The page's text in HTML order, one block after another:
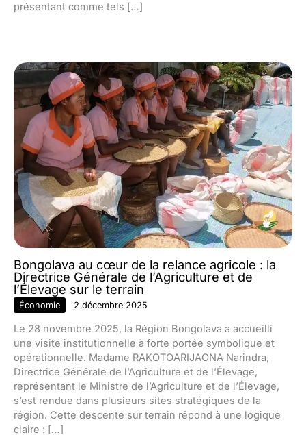
présentant comme tels […]
Bongolava au cœur de la relance agricole : la
Directrice Générale de l’Agriculture et de
l’Élevage sur le terrain
Économie 2 décembre 2025
Le 28 novembre 2025, la Région Bongolava a accueilli
une visite institutionnelle à forte portée symbolique et
opérationnelle. Madame RAKOTOARIJAONA Narindra,
Directrice Générale de l’Agriculture et de l’Élevage,
représentant le Ministre de l’Agriculture et de l’Élevage,
s’est rendue dans plusieurs sites stratégiques de la
région. Cette descente sur terrain répond à une logique
claire : […]